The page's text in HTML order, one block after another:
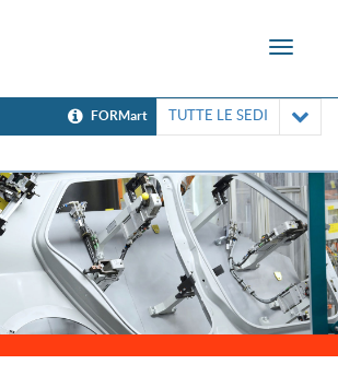
Toggle
FORMart TUTTE LE SEDI